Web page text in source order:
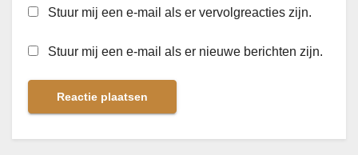
Stuur mij een e-mail als er vervolgreacties zijn.
Stuur mij een e-mail als er nieuwe berichten zijn.